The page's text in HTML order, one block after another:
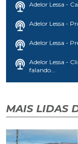
Adelor Lessa -
Adelor Lessa -
Adelor Lessa -
Adelor Lessa -
falando...
MAIS LIDAS